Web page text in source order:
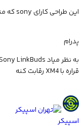
این طراحی کارای sony که منو مجذوب میکنه
پدرام
قراره با XM4 رقابت کنه
اسپیکر